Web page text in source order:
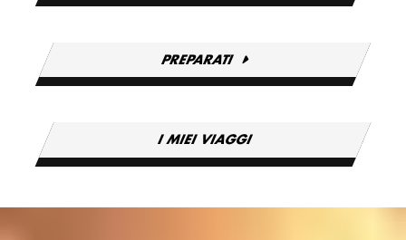
PREPARATI
I MIEI VIAGGI